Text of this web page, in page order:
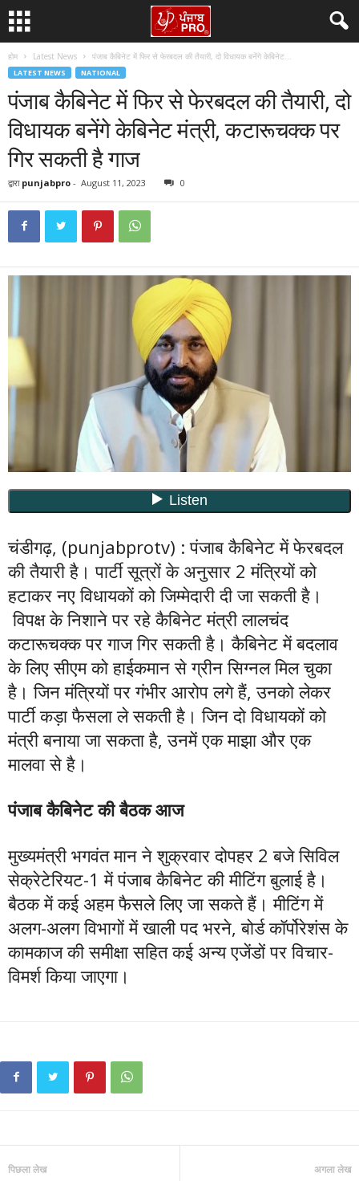
होम Latest News पंजाब कैबिनेट में फिर से फेरबदल की तैयारी, दो विधायक बनेंगे केबिनेट...
LATEST NEWS NATIONAL
पंजाब कैबिनेट में फिर से फेरबदल की तैयारी, दो
विधायक बनेंगे केबिनेट मंत्री, कटारूचक्क पर
गिर सकती है गाज
द्वारा punjabpro - August 11, 2023 0
चंडीगढ़, (punjabprotv) : पंजाब कैबिनेट में फेरबदल
की तैयारी है। पार्टी सूत्रों के अनुसार 2 मंत्रियों को
हटाकर नए विधायकों को जिम्मेदारी दी जा सकती है।
विपक्ष के निशाने पर रहे कैबिनेट मंत्री लालचंद
कटारूचक्क पर गाज गिर सकती है। कैबिनेट में बदलाव
के लिए सीएम को ​हाईकमान से ग्रीन सिग्नल मिल चुका
है। जिन मंत्रियों पर गंभीर आरोप लगे हैं, उनको लेकर
पार्टी कड़ा फैसला ले सकती है। जिन दो विधायकों को
मंत्री बनाया जा सकता है, उनमें एक माझा और एक
मालवा से है।
पंजाब कैबिनेट की बैठक आज
मुख्यमंत्री भगवंत मान ने शुक्रवार दोपहर 2 बजे सिविल
सेक्रेटेरियट-1 में पंजाब कैबिनेट की मीटिंग बुलाई है।
बैठक में कई अहम फैसले लिए जा सकते हैं। मीटिंग में
अलग-अलग विभागों में खाली पद भरने, बोर्ड कॉर्पोरेशंस के
कामकाज की समीक्षा सहित कई अन्य एजेंडों पर विचार-
विमर्श किया जाएगा।
पिछला लेख अगला लेख